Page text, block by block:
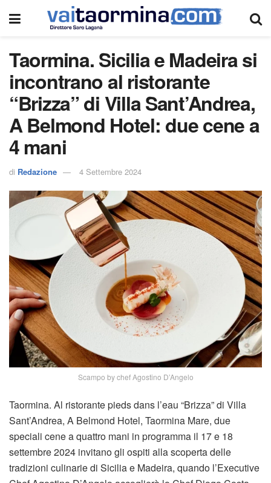
Taormina. Sicilia e Madeira si
incontrano al ristorante
“Brizza” di Villa Sant’Andrea,
A Belmond Hotel: due cene a
4 mani
di Redazione 4 Settembre 2024
Scampo by chef Agostino D’Angelo
Taormina. Al ristorante pieds dans l’eau “Brizza” di Villa
Sant’Andrea, A Belmond Hotel, Taormina Mare, due
speciali cene a quattro mani in programma il 17 e 18
settembre 2024 invitano gli ospiti alla scoperta delle
tradizioni culinarie di Sicilia e Madeira, quando l’Executive